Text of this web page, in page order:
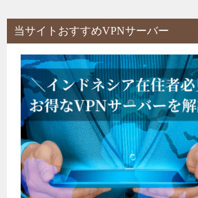
当サイトおすすめVPNサーバー